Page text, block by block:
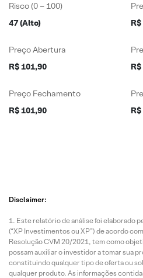
Risco (0 – 100)
47 (Alto)
Preço Abertura
R$ 101,90
Preço Fechamento
R$ 101,90
Disclaimer:
Este relatório de análise foi elaborado
(“XP Investimentos ou XP”) de acordo
Resolução CVM 20/2021, tem como
possam auxiliar o investidor a tomar sua
constituindo qualquer tipo de oferta ou
qualquer produto. As informações